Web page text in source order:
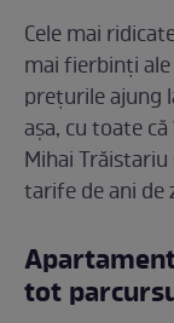
Cele mai
mai fierbinți
prețurile ajung
așa, cu toate
Mihai Trăistariu
tarife de ani de
tot